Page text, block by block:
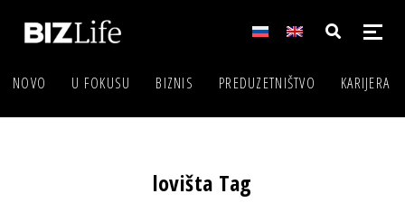
NOVO U FOKUSU BIZNIS PREDUZETNIŠTVO KARIJERA
lovišta Tag